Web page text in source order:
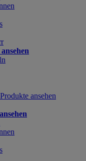
ansehen